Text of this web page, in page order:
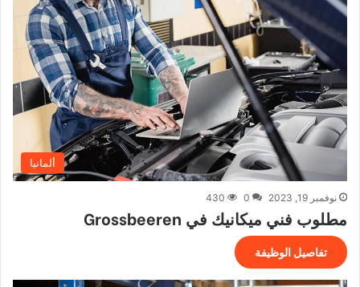
ألمانيا
نوفمبر 19, 2023 0
430
مطلوب فني ميكانيك في Grossbeeren
تفاصيل الوظيفة